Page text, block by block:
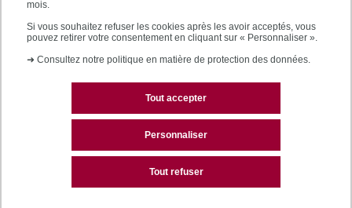
mois.
Si vous souhaitez refuser les cookies après les avoir acceptés, vous
pouvez retirer votre consentement en cliquant sur « Personnaliser ».
➜ Consultez notre politique en matière de protection des données.
Tout accepter
Tout refuser
Personnaliser
Mentions légales
Contactez les bibliothèques